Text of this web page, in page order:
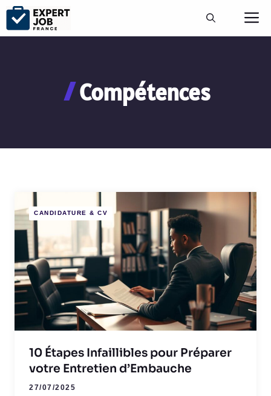
Aller
contenu
Compétences
CANDIDATURE & CV
10 Étapes Infaillibles pour Préparer
votre Entretien d’Embauche
27/07/2025